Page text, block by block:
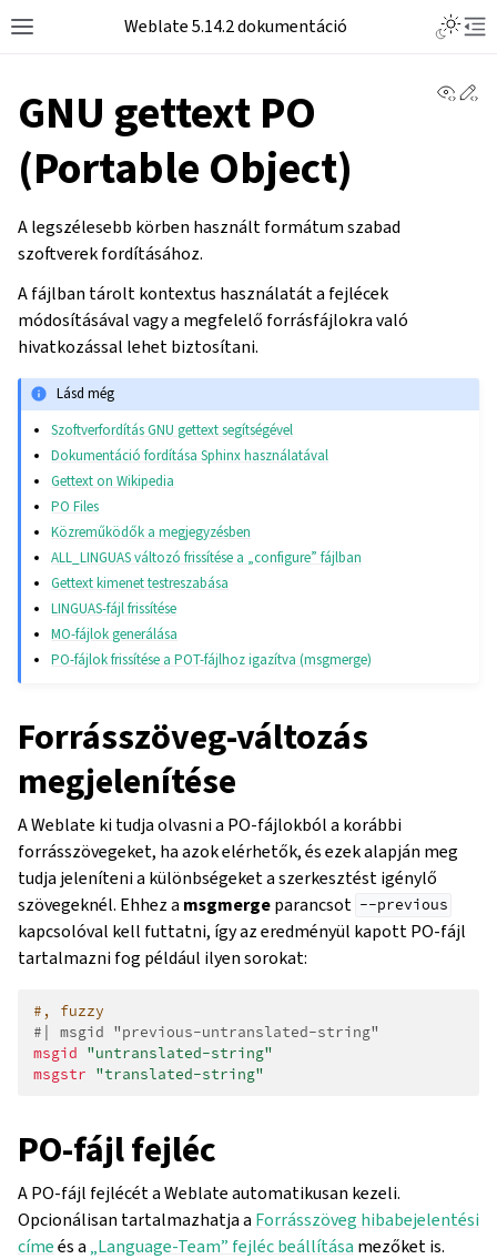
Weblate 5.14.2 dokumentáció
GNU gettext PO
(Portable Object)
A legszélesebb körben használt formátum szabad
szoftverek fordításához.
A fájlban tárolt kontextus használatát a fejlécek
módosításával vagy a megfelelő forrásfájlokra való
hivatkozással lehet biztosítani.
Lásd még
Szoftverfordítás GNU gettext segítségével
Dokumentáció fordítása Sphinx használatával
Gettext on Wikipedia
PO Files
Közreműködők a megjegyzésben
ALL_LINGUAS változó frissítése a „configure” fájlban
Gettext kimenet testreszabása
LINGUAS-fájl frissítése
MO-fájlok generálása
PO-fájlok frissítése a POT-fájlhoz igazítva (msgmerge)
Forrásszöveg-változás
megjelenítése
A Weblate ki tudja olvasni a PO-fájlokból a korábbi
forrásszövegeket, ha azok elérhetők, és ezek alapján meg
tudja jeleníteni a különbségeket a szerkesztést igénylő
szövegeknél. Ehhez a msgmergeparancsot --previous
kapcsolóval kell futtatni, így az eredményül kapott PO-fájl
tartalmazni fog például ilyen sorokat:
#, fuzzy
#| msgid "previous-untranslated-string"
msgid "untranslated-string"
msgstr "translated-string"
PO-fájl fejléc
A PO-fájl fejlécét a Weblate automatikusan kezeli.
Opcionálisan tartalmazhatja a Forrásszöveg hibabejelentési
címeés a „Language-Team” fejléc beállítása mezőket is.